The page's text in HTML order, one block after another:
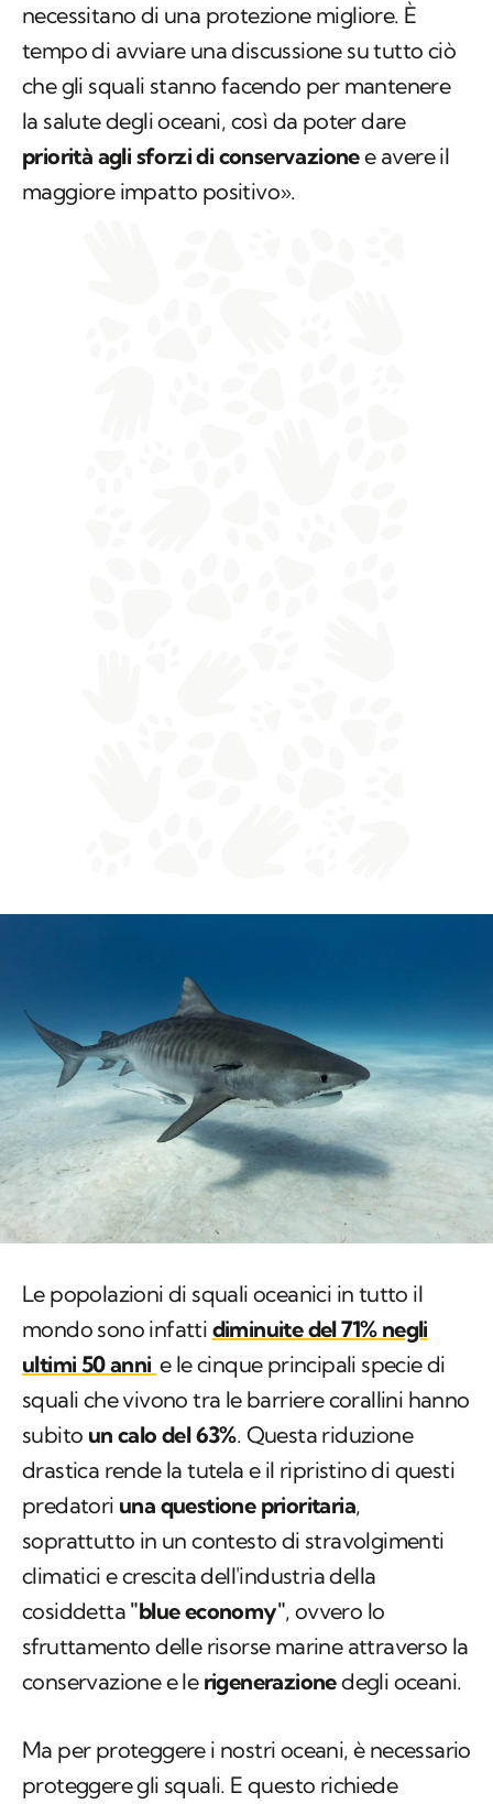
necessitano di una protezione migliore. È
tempo di avviare una discussione su tutto ciò
che gli squali stanno facendo per mantenere
la salute degli oceani, così da poter dare
priorità agli sforzi di conservazionee avere il
maggiore impatto positivo».
Le popolazioni di squali oceanici in tutto il
mondo sono infatti diminuite del 71% negli
ultimi 50 anni e le cinque principali specie di
squali che vivono tra le barriere corallini hanno
subito un calo del 63%. Questa riduzione
drastica rende la tutela e il ripristino di questi
predatori una questione prioritaria,
soprattutto in un contesto di stravolgimenti
climatici e crescita dell'industria della
cosiddetta "blue economy", ovvero lo
sfruttamento delle risorse marine attraverso la
conservazione e le rigenerazionedegli oceani.
Ma per proteggere i nostri oceani, è necessario
proteggere gli squali. E questo richiede